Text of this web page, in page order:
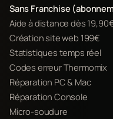
Sans Franchise
Aide à distance dès
Création site web 199€
Statistiques temps réel
Codes erreur Thermomix
Réparation PC & Mac
Réparation Console
Micro-soudure